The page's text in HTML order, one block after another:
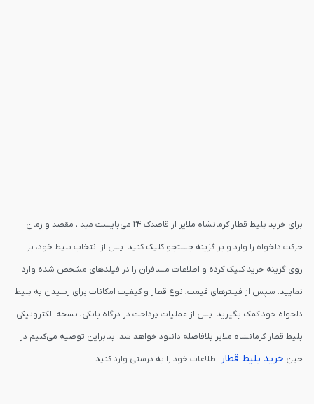
برای خرید بلیط قطار کرمانشاه ملایر از قاصدک 24 می‌بایست مبدا، مقصد و زمان
حرکت دلخواه را وارد و بر گزینه جستجو کلیک کنید. پس از انتخاب بلیط خود، بر
روی گزینه خرید کلیک کرده و اطلاعات مسافران را در فیلدهای مشخص شده وارد
نمایید. سپس از فیلترهای قیمت، نوع قطار و کیفیت امکانات برای رسیدن به بلیط
دلخواه خود کمک بگیرید. پس از عملیات پرداخت در درگاه بانکی، نسخه الکترونیکی
بلیط قطار کرمانشاه ملایر بلافاصله دانلود خواهد شد. بنابراین توصیه می‌کنیم در
حین خرید بلیط قطار اطلاعات خود را به درستی وارد کنید.